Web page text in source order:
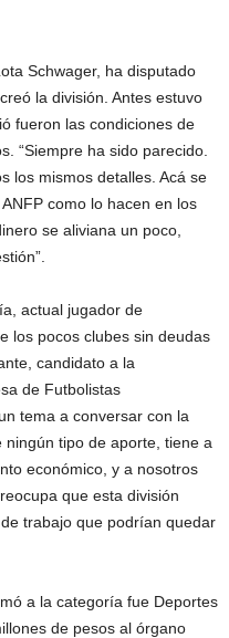
Schwager, ha disputado
la división. Antes estuvo
fueron las condiciones de
“Siempre ha sido parecido.
los mismos detalles. Acá se
como lo hacen en los
se aliviana un poco,
actual jugador de
los pocos clubes sin deudas
candidato a la
de Futbolistas
tema a conversar con la
ningún tipo de aporte, tiene a
económico, y a nosotros
que esta división
trabajo que podrían quedar
a la categoría fue Deportes
de pesos al órgano